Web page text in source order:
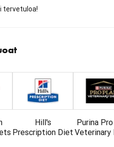
tervetuloa!
Hill's
Prescription Diet
Purina
Veterinary